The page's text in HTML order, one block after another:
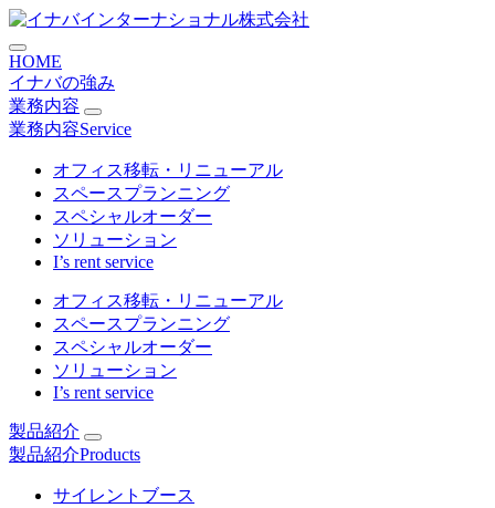
コ
ン
テ
ン
ツ
に
HOME
イナバの強み
業務内容
業務内容Service
オフィス移転・リニューアル
スペースプランニング
スペシャルオーダー
ソリューション
I’s rent service
オフィス移転・リニューアル
スペースプランニング
スペシャルオーダー
ソリューション
I’s rent service
製品紹介
製品紹介Products
サイレントブース